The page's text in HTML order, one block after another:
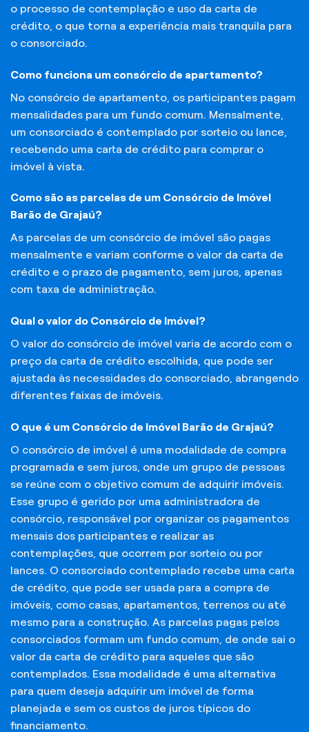
o processo de contemplação e uso da carta de
crédito, o que torna a experiência mais tranquila para
o consorciado.
Como funciona um consórcio de apartamento?
No consórcio de apartamento, os participantes pagam
mensalidades para um fundo comum. Mensalmente,
um consorciado é contemplado por sorteio ou lance,
recebendo uma carta de crédito para comprar o
imóvel à vista.
Como são as parcelas de um Consórcio de Imóvel
Barão de Grajaú?
As parcelas de um consórcio de imóvel são pagas
mensalmente e variam conforme o valor da carta de
crédito e o prazo de pagamento, sem juros, apenas
com taxa de administração.
Qual o valor do Consórcio de Imóvel?
O valor do consórcio de imóvel varia de acordo com o
preço da carta de crédito escolhida, que pode ser
ajustada às necessidades do consorciado, abrangendo
diferentes faixas de imóveis.
O que é um Consórcio de Imóvel Barão de Grajaú?
O consórcio de imóvel é uma modalidade de compra
programada e sem juros, onde um grupo de pessoas
se reúne com o objetivo comum de adquirir imóveis.
Esse grupo é gerido por uma administradora de
consórcio, responsável por organizar os pagamentos
mensais dos participantes e realizar as
contemplações, que ocorrem por sorteio ou por
lances. O consorciado contemplado recebe uma carta
de crédito, que pode ser usada para a compra de
imóveis, como casas, apartamentos, terrenos ou até
mesmo para a construção. As parcelas pagas pelos
consorciados formam um fundo comum, de onde sai o
valor da carta de crédito para aqueles que são
contemplados. Essa modalidade é uma alternativa
para quem deseja adquirir um imóvel de forma
planejada e sem os custos de juros típicos do
financiamento.